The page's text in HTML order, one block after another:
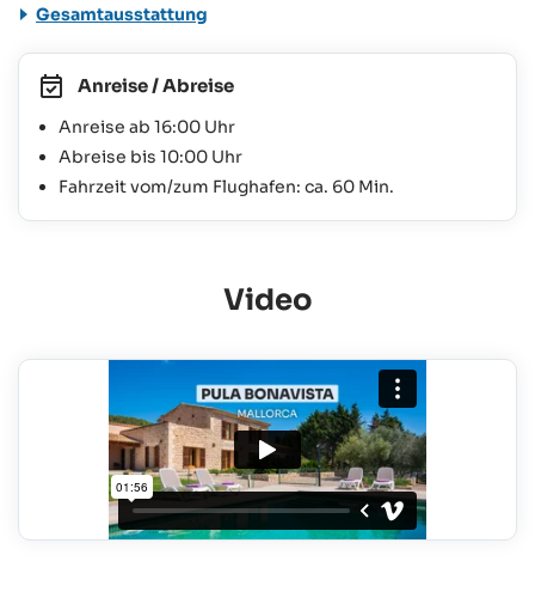
Gesamtausstattung
Anreise / Abreise
Anreise ab 16:00 Uhr
Abreise bis 10:00 Uhr
Fahrzeit vom/zum Flughafen: ca. 60 Min.
Video